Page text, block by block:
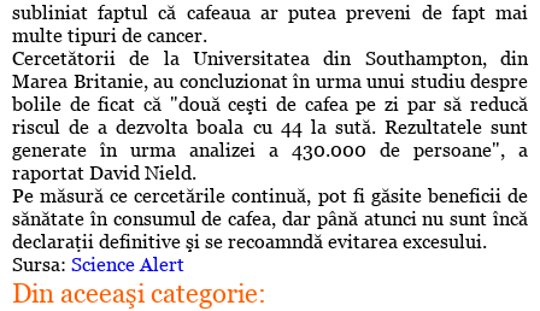
subliniat faptul că cafeaua ar putea preveni de fapt mai
multe tipuri de cancer.
Cercetătorii de la Universitatea din Southampton, din
Marea Britanie, au concluzionat în urma unui studiu despre
bolile de ficat că "două ceşti de cafea pe zi par să reducă
riscul de a dezvolta boala cu 44 la sută. Rezultatele sunt
generate în urma analizei a 430.000 de persoane", a
raportat David Nield.
Pe măsură ce cercetările continuă, pot fi găsite beneficii de
sănătate în consumul de cafea, dar până atunci nu sunt încă
declaraţii definitive şi se recoamndă evitarea excesului.
Sursa: Science Alert
Din aceeaşi categorie: